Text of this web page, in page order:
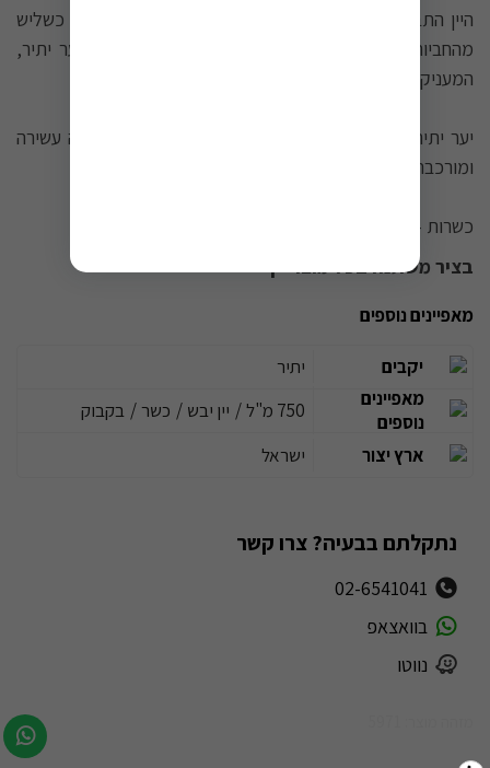
היין התבגר 15 חודשים בחביות עץ אלון צרפתיות, כאשר כשליש
מהחביות הן חדשות. מקור הענבים מחלקות נבחרות ביער יתיר,
המעניקות ליין איכות וטעם מיוחדים.
יער יתיר הוא יין מצוין להתיישנות, המבטיח חוויית טעימה עשירה
ומורכבת לשנים רבות.
כשרות - בד"ץ הרב רובין.
בציר משתנה בכל מוצר יין
מאפיינים נוספים
יקבים
יתיר
מאפיינים
נוספים
750 מ"ל / יין יבש / כשר / בקבוק
ארץ יצור
ישראל
נתקלתם בבעיה? צרו קשר
02-6541041
בוואצאפ
נווטו